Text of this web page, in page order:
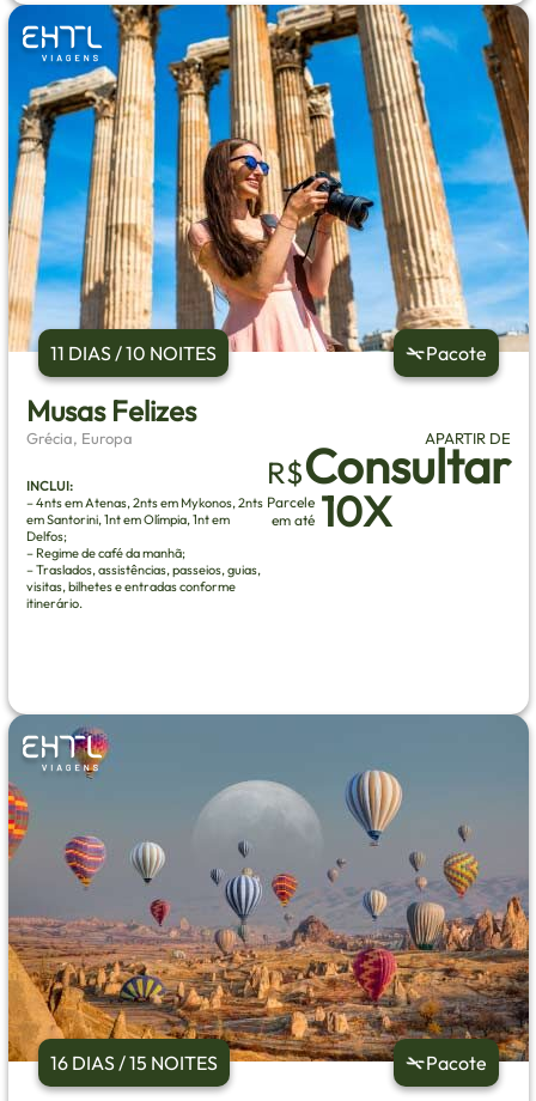
11 DIAS / 10 NOITES Pacote
Musas Felizes
Grécia, Europa
INCLUI:
– 4nts em Atenas, 2nts em Mykonos, 2nts
em Santorini, 1nt em Olímpia, 1nt em
Delfos;
– Regime de café da manhã;
– Traslados, assistências, passeios, guias,
visitas, bilhetes e entradas conforme
itinerário.
APARTIR DE
R$Consultar
Parcele
em até 10X
16 DIAS / 15 NOITES Pacote